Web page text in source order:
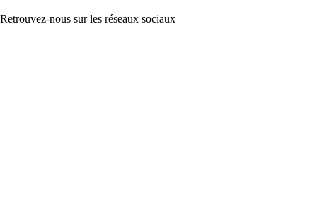
Retrouvez-nous sur les réseaux sociaux